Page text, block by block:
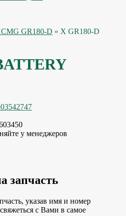
GR180-D » X GR180-D
у менеджеров
запчасть
указав имя и номер
с Вами в самое